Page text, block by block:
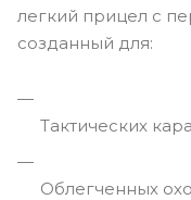
легкий прицел с
созданный для:
Тактических
Облегченных